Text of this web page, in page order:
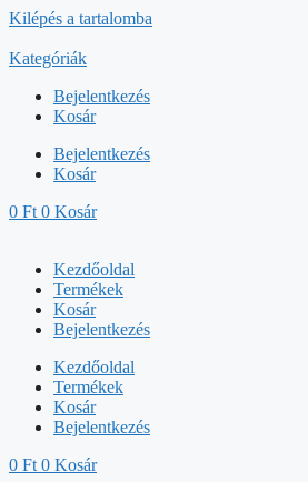
Kilépés a tartalomba
Kategóriák
Bejelentkezés
Kosár
Bejelentkezés
Kosár
0 Ft 0 Kosár
Kezdőoldal
Termékek
Kosár
Bejelentkezés
Kezdőoldal
Termékek
Kosár
Bejelentkezés
0 Ft 0 Kosár